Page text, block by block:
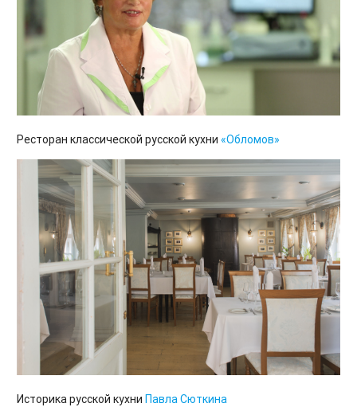
Ресторан классической русской кухни «Обломов»
Историка русской кухни Павла Сюткина